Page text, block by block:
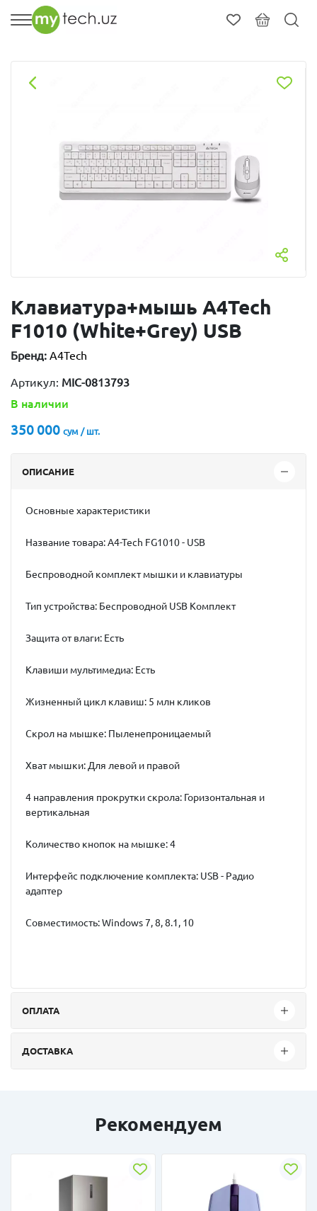
Клавиатура+мышь A4Tech
F1010 (White+Grey) USB
Бренд: A4Tech
Артикул: MIC-0813793
В наличии
350 000 сум / шт.
ОПИСАНИЕ
Основные характеристики
Название товара: A4-Tech FG1010 - USB
Беспроводной комплект мышки и клавиатуры
Тип устройства: Беспроводной USB Комплект
Защита от влаги: Есть
Клавиши мультимедиа: Есть
Жизненный цикл клавиш: 5 млн кликов
Скрол на мышке: Пыленепроницаемый
Хват мышки: Для левой и правой
4 направления прокрутки скрола: Горизонтальная и
вертикальная
Количество кнопок на мышке: 4
Интерфейс подключение комплекта: USB - Радио
адаптер
Совместимость: Windows 7, 8, 8.1, 10
ОПЛАТА
ДОСТАВКА
Рекомендуем